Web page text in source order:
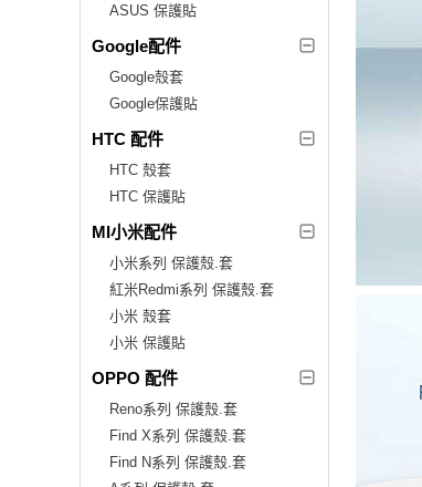
ASUS 保護貼
Google配件
Google殼套
Google保護貼
HTC 配件
HTC 殼套
HTC 保護貼
MI小米配件
小米系列 保護殼.套
紅米Redmi系列 保護殼.套
小米 殼套
小米 保護貼
OPPO 配件
Reno系列 保護殼.套
Find X系列 保護殼.套
Find N系列 保護殼.套